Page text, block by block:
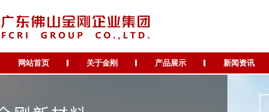
网站首页 关于金刚 产品展示 新闻资讯